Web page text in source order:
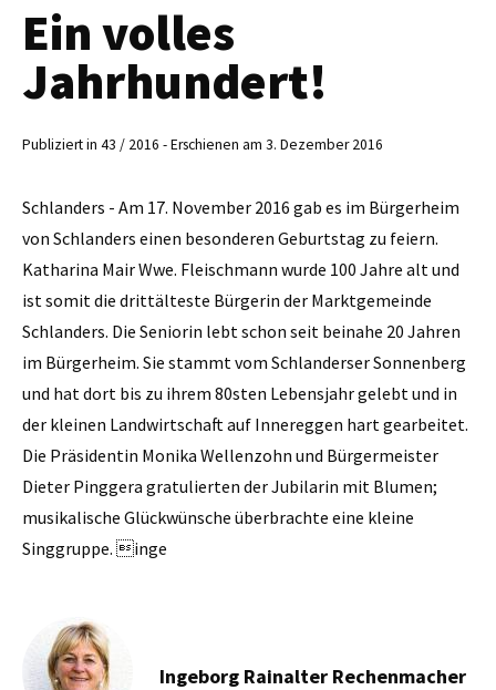
Ein volles
Jahrhundert!
Publiziert in 43 / 2016 - Erschienen am 3. Dezember 2016
Schlanders - Am 17. November 2016 gab es im Bürgerheim
von Schlanders einen besonderen Geburtstag zu feiern.
Katharina Mair Wwe. Fleischmann wurde 100 Jahre alt und
ist somit die drittälteste Bürgerin der Marktgemeinde
Schlanders. Die Seniorin lebt schon seit beinahe 20 Jahren
im Bürgerheim. Sie stammt vom Schlanderser Sonnenberg
und hat dort bis zu ihrem 80sten Lebensjahr gelebt und in
der kleinen Landwirtschaft auf Innereggen hart gearbeitet.
Die Präsidentin Monika Wellenzohn und Bürgermeister
Dieter ­Pinggera gratulierten der Jubilarin mit Blumen;
musikalische Glückwünsche überbrachte eine kleine
Singgruppe. inge
Ingeborg Rainalter Rechenmacher